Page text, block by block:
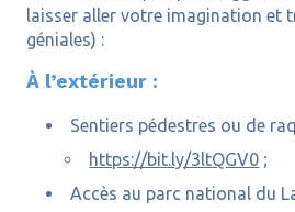
laisser aller votre imagination et
géniales) :
À l’extérieur :
Sentiers pédestres ou de
https://bit.ly/3ltQGV0 ;
Accès au parc national du